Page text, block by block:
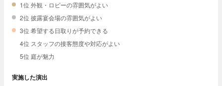
1位 外観・ロビーの雰囲気がよい
2位 披露宴会場の雰囲気がよい
3位 希望する日取りが予約できる
4位 スタッフの接客態度や対応がよい
5位 庭が魅力
実施した演出